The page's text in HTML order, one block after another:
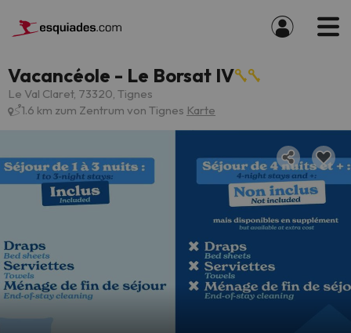
Vacancéole - Le Borsat IV
Le Val Claret, 73320, Tignes
1.6 km zum Zentrum von Tignes Karte